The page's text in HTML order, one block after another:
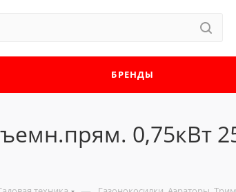
БРЕНДЫ
0,75кВт